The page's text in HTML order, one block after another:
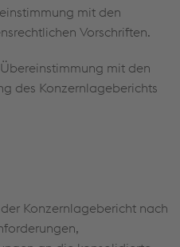
mit den
Vorschriften.
mit den
des Konzernlageberichts
Konzernlagebericht nach